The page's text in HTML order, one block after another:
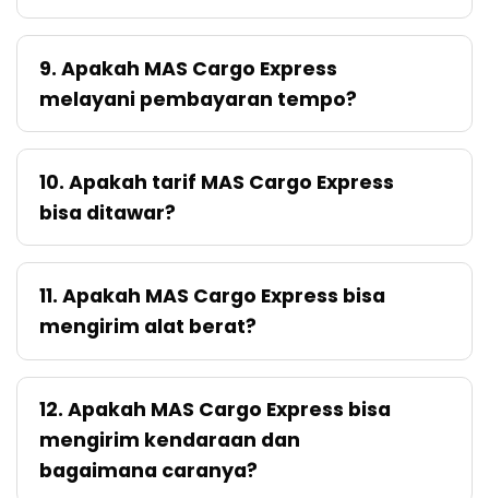
9. Apakah MAS Cargo Express
melayani pembayaran tempo?
10. Apakah tarif MAS Cargo Express
bisa ditawar?
11. Apakah MAS Cargo Express bisa
mengirim alat berat?
12. Apakah MAS Cargo Express bisa
mengirim kendaraan dan
bagaimana caranya?